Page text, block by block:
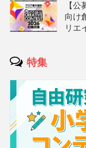
【
向け
リエ
特集